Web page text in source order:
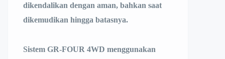
dikendalikan dengan aman, bahkan saat
dikemudikan hingga batasnya.
Sistem GR-FOUR 4WD menggunakan